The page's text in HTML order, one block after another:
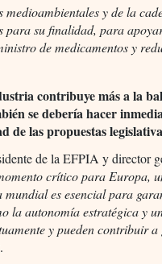
y de la
para su finalidad, para
de medicamentos y
contribuye más a la
se debería hacer
de las propuestas
de la EFPIA y director
crítico para Europa,
mundial es esencial para
la autonomía estratégica y
y pueden contribuir